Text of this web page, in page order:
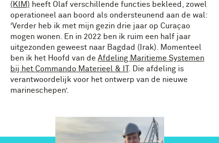
(KIM) heeft Olaf verschillende functies bekleed, zowel
operationeel aan boord als ondersteunend aan de wal:
‘Verder heb ik met mijn gezin drie jaar op Curaçao
mogen wonen. En in 2022 ben ik ruim een half jaar
uitgezonden geweest naar Bagdad (Irak). Momenteel
ben ik het Hoofd van de Afdeling Maritieme Systemen
bij het Commando Materieel & IT
. Die afdeling is
verantwoordelijk voor het ontwerp van de nieuwe
marineschepen’.